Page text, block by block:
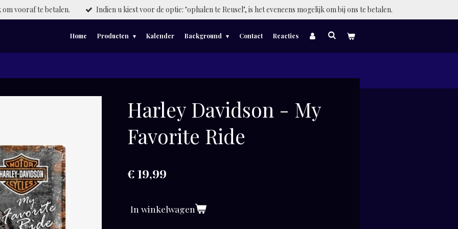
vooraf te betalen. Indien u kiest voor de optie: "ophalen te Reusel", is het eveneens mogelijk om bij ons te betalen.
Home Producten Kalender Background Contact Reacties
Harley Davidson - My
Favorite Ride
€ 19,99
In winkelwagen